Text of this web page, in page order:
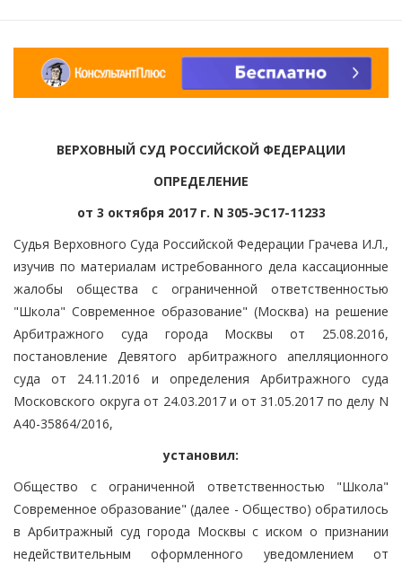
ВЕРХОВНЫЙ СУД РОССИЙСКОЙ ФЕДЕРАЦИИ
ОПРЕДЕЛЕНИЕ
от 3 октября 2017 г. N 305-ЭС17-11233
Судья Верховного Суда Российской Федерации Грачева И.Л.,
изучив по материалам истребованного дела кассационные
жалобы общества с ограниченной ответственностью
"Школа" Современное образование" (Москва) на решение
Арбитражного суда города Москвы от 25.08.2016,
постановление Девятого арбитражного апелляционного
суда от 24.11.2016 и определения Арбитражного суда
Московского округа от 24.03.2017 и от 31.05.2017 по делу N
А40-35864/2016,
установил:
Общество с ограниченной ответственностью "Школа"
Современное образование" (далее - Общество) обратилось
в Арбитражный суд города Москвы с иском о признании
недействительным оформленного уведомлением от